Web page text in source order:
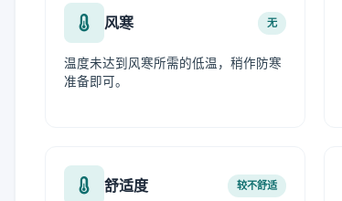
风寒 无
温度未达到风寒所需的低温，稍作防寒
准备即可。
舒适度 较不舒适